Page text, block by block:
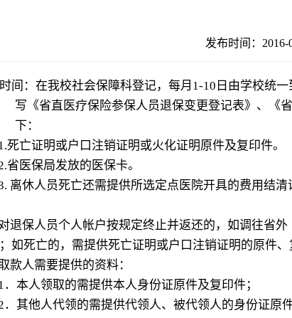
发布时间：
间：在我校社会保障科登记，每月 1-10 日由学校统一
写《省直医疗保险参保人员退保变更登记表》、《
下：
死亡证明或户口注销证明或火化证明原件及复印件。
省医保局发放的医保卡。
离休人员死亡还需提供所选定点医院开具的费用结
退保人员个人帐户按规定终止并返还的，如调往省
如死亡的，需提供死亡证明或户口注销证明的原件、
款人需要提供的资料：
．本人领取的需提供本人身份证原件及复印件；
．其他人代领的需提供代领人、被代领人的身份证原